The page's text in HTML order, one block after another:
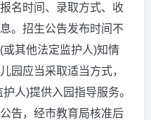
名时间、录取方式、收
。招生公告发布时间不
其他法定监护人)知情
园应当采取适当方式，
人)提供入园指导服务。
告，经市教育局核准后